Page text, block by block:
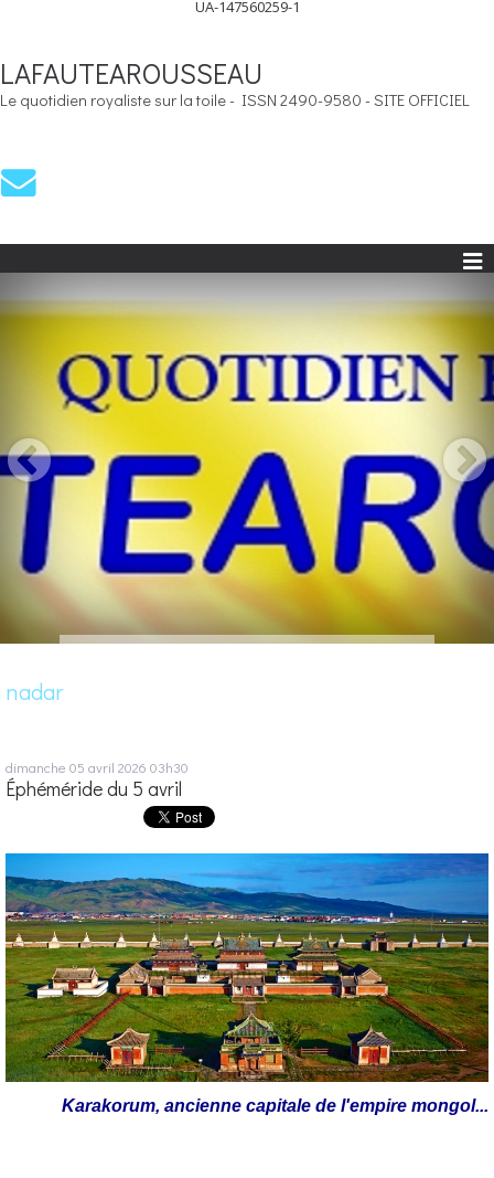
UA-147560259-1
LAFAUTEAROUSSEAU
Le quotidien royaliste sur la toile - ISSN 2490-9580 - SITE OFFICIEL
nadar
dimanche 05 avril 2026 03h30
Éphéméride du 5 avril
Karakorum, ancienne capitale de l'empire mongol...